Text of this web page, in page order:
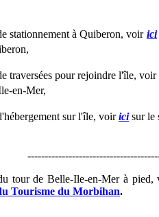
stationnement à Quiberon, voir ici
traversées pour rejoindre l'île, voir
en-Mer,
sur l'île, voir icisur le
tour de Belle-Ile-en-Mer à
Tourisme du Morbihan.